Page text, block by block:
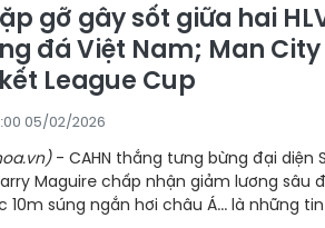
gỡ gây sốt giữa hai
đá Việt Nam; Man
League Cup
05/02/2026
- CAHN thắng tưng bừng đại diện
Maguire chấp nhận giảm lương sâu
súng ngắn hơi châu Á... là những